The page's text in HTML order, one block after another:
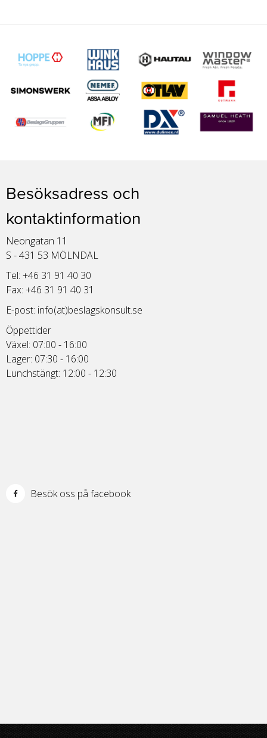
Besöksadress och
kontaktinformation
Neongatan 11
S - 431 53 MÖLNDAL
Tel: +46 31 91 40 30
Fax: +46 31 91 40 31
E-post: info(at)beslagskonsult.se
Öppettider
Växel: 07:00 - 16:00
Lager: 07:30 - 16:00
Lunchstängt: 12:00 - 12:30
Besök oss på facebook